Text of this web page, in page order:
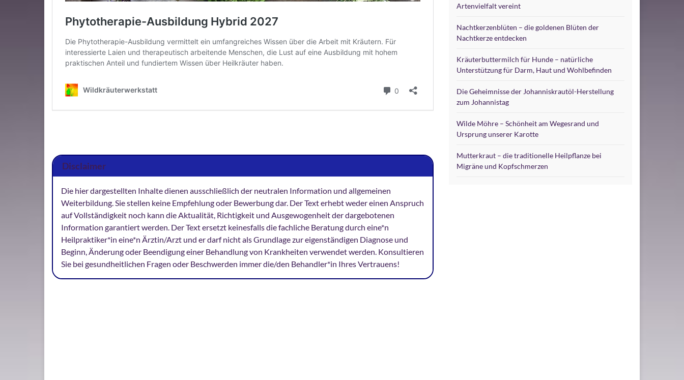
Disclaimer
Die hier dargestellten Inhalte dienen ausschließlich der neutralen Information und allgemeinen
Weiterbildung. Sie stellen keine Empfehlung oder Bewerbung dar. Der Text erhebt weder einen Anspruch
auf Vollständigkeit noch kann die Aktualität, Richtigkeit und Ausgewogenheit der dargebotenen
Information garantiert werden. Der Text ersetzt keinesfalls die fachliche Beratung durch eine*n
Heilpraktiker*in eine*n Ärztin/Arzt und er darf nicht als Grundlage zur eigenständigen Diagnose und
Beginn, Änderung oder Beendigung einer Behandlung von Krankheiten verwendet werden. Konsultieren
Sie bei gesundheitlichen Fragen oder Beschwerden immer die/den Behandler*in Ihres Vertrauens!
Artenvielfalt vereint
Nachtkerzenblüten – die goldenen Blüten der
Nachtkerze entdecken
Kräuterbuttermilch für Hunde – natürliche
Unterstützung für Darm, Haut und Wohlbefinden
Die Geheimnisse der Johanniskrautöl-Herstellung
zum Johannistag
Wilde Möhre – Schönheit am Wegesrand und
Ursprung unserer Karotte
Mutterkraut – die traditionelle Heilpflanze bei
Migräne und Kopfschmerzen